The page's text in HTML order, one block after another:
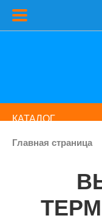
КАТАЛОГ
Главная страница